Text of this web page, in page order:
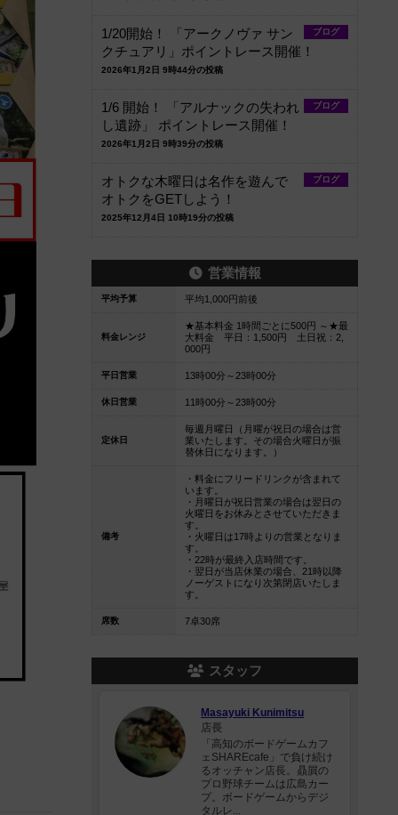
ブログ
1/20開始！ 「アークノヴァ サン
クチュアリ」ポイントレース開催！
2026年1月2日 9時44分の投稿
ブログ
1/6 開始！ 「アルナックの失われ
し遺跡」 ポイントレース開催！
2026年1月2日 9時39分の投稿
ブログ
オトクな木曜日は名作を遊んで
オトクをGETしよう！
2025年12月4日 10時19分の投稿
営業情報
平均予算 平均1,000円前後
料金レンジ
★基本料金 1時間ごとに500円 ～★最
大料金 平日：1,500円 土日祝：2,
000円
平日営業 13時00分～23時00分
休日営業 11時00分～23時00分
定休日
毎週月曜日（月曜が祝日の場合は営
業いたします。その場合火曜日が振
替休日になります。）
備考
・料金にフリードリンクが含まれて
います。
・月曜日が祝日営業の場合は翌日の
火曜日をお休みとさせていただきま
す。
・火曜日は17時よりの営業となりま
す。
・22時が最終入店時間です。
・翌日が当店休業の場合、21時以降
ノーゲストになり次第閉店いたしま
す。
席数 7卓30席
スタッフ
Masayuki Kunimitsu
店長
「高知のボードゲームカフ
ェSHAREcafe」で負け続け
るオッチャン店長。贔屓の
プロ野球チームは広島カー
プ。ボードゲームからデジ
タルレ...